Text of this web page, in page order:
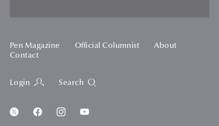
Pen Magazine Official Columnist
About
Contact
Login Search